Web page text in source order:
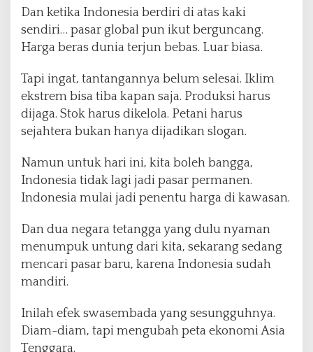
a
s
Dan ketika Indonesia berdiri di atas kaki
sendiri… pasar global pun ikut berguncang.
Harga beras dunia terjun bebas. Luar biasa.
Tapi ingat, tantangannya belum selesai. Iklim
ekstrem bisa tiba kapan saja. Produksi harus
dijaga. Stok harus dikelola. Petani harus
sejahtera bukan hanya dijadikan slogan.
Namun untuk hari ini, kita boleh bangga,
Indonesia tidak lagi jadi pasar permanen.
Indonesia mulai jadi penentu harga di kawasan.
Dan dua negara tetangga yang dulu nyaman
menumpuk untung dari kita, sekarang sedang
mencari pasar baru, karena Indonesia sudah
mandiri.
Inilah efek swasembada yang sesungguhnya.
Diam-diam, tapi mengubah peta ekonomi Asia
Tenggara.